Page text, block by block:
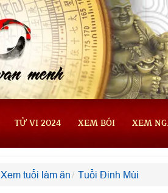
TỬ VI 2024 XEM BÓI XEM
Xem tuổi làm ăn Tuổi Đinh Mùi